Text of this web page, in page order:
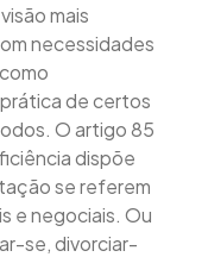
mais
necessidades
de certos
O artigo 85
dispõe
se referem
e negociais. Ou
se, divorciar-